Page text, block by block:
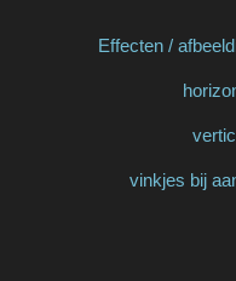
Effecten /
vinkjes bij